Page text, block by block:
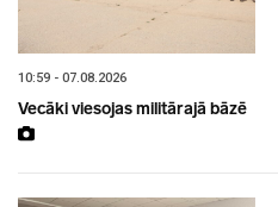
10:59 - 07.08.2026
Vecāki viesojas militārajā bāzē